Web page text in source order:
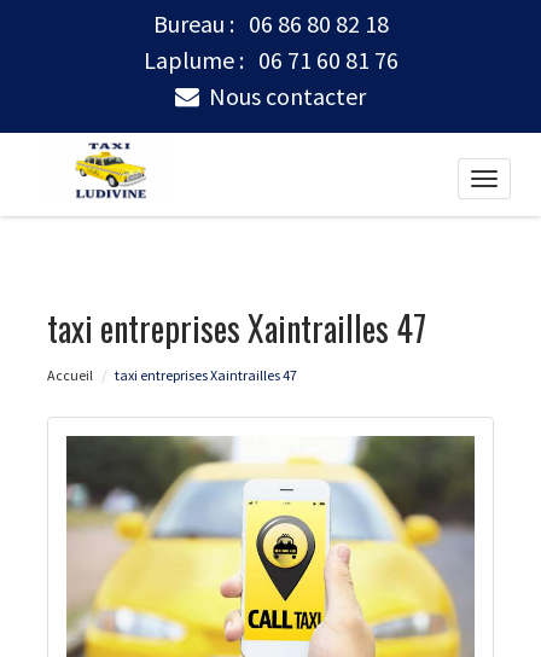
Bureau : 06 86 80 82 18
Laplume : 06 71 60 81 76
Nous contacter
Toggle
taxi entreprises Xaintrailles 47
Accueil taxi entreprises Xaintrailles 47